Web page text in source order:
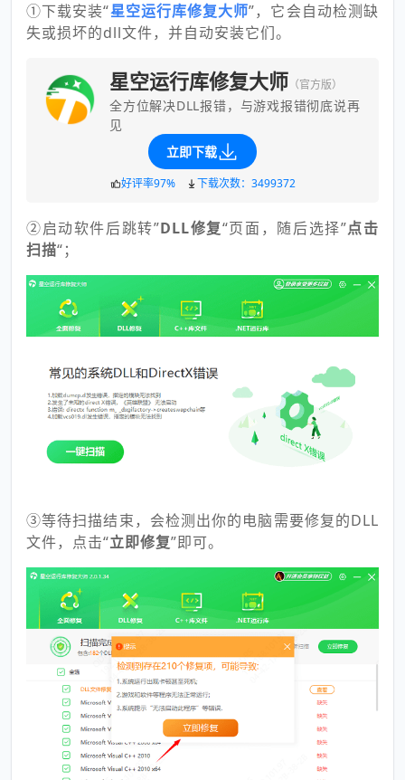
①下载安装“星空运行库修复大师”，它会自动检测缺
失或损坏的dll文件，并自动安装它们。
星空运行库修复大师 （官方版）
全方位解决DLL报错，与游戏报错彻底说再
见
立即下载
好评率97% 下载次数：3499372
②启动软件后跳转”DLL修复“页面，随后选择”点击
扫描“；
③等待扫描结束，会检测出你的电脑需要修复的DLL
文件，点击“立即修复”即可。